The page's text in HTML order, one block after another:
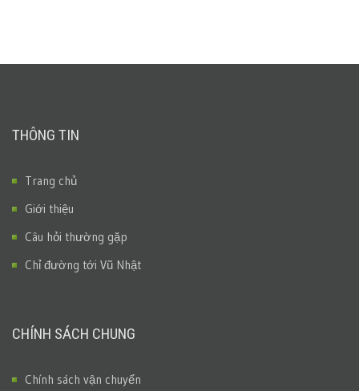
THÔNG TIN
Trang chủ
Giới thiệu
Câu hỏi thường gặp
Chỉ đường tới Vũ Nhật
CHÍNH SÁCH CHUNG
Chính sách vận chuyển